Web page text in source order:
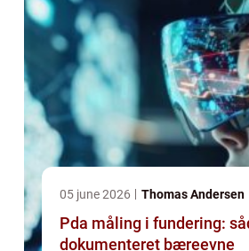
05 june 2026 Thomas Andersen
Pda måling i fundering:
dokumenteret bæreevne